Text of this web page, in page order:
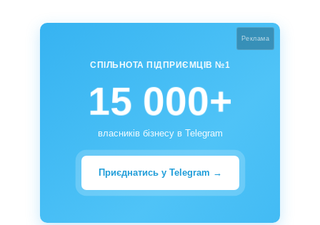
Реклама
СПІЛЬНОТА ПІДПРИЄМЦІВ №1
15 000+
власників бізнесу в Telegram
Приєднатись у Telegram →